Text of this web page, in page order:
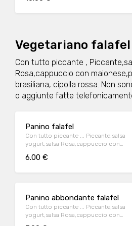
Vegetariano falafel
Con tutto piccante ,
Rosa,cappuccio con
brasiliana, cipolla rossa. Non
o aggiunte fatte
Panino falafel
Con tutto piccante ... Piccante,salsa
yogurt,salsa Rosa,cappuccio con
cipolla rossa,
6.00 €
Panino abbondante falafel
Con tutto piccante ... Piccante,salsa
yogurt,salsa Rosa,cappuccio con